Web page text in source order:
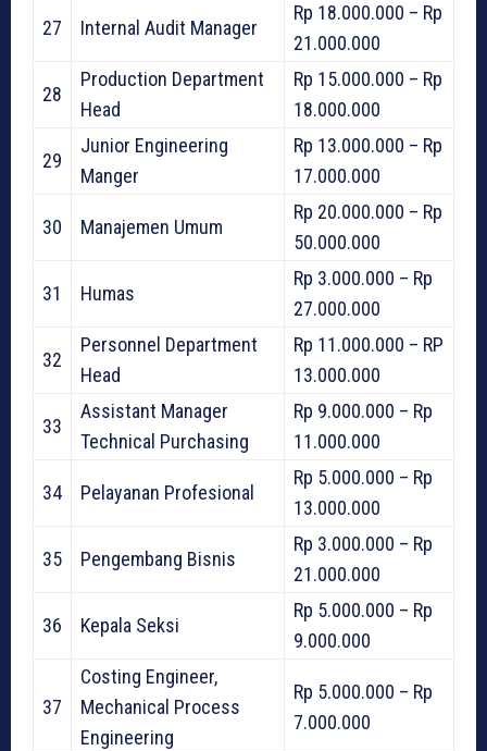
27 Internal Audit Manager
Rp 18.000.000 – Rp
21.000.000
28
Production Department
Head
Rp 15.000.000 – Rp
18.000.000
29
Junior Engineering
Manger
Rp 13.000.000 – Rp
17.000.000
30 Manajemen Umum
Rp 20.000.000 – Rp
50.000.000
31 Humas
Rp 3.000.000 – Rp
27.000.000
32
Personnel Department
Head
Rp 11.000.000 – RP
13.000.000
33
Assistant Manager
Technical Purchasing
Rp 9.000.000 – Rp
11.000.000
34 Pelayanan Profesional
Rp 5.000.000 – Rp
13.000.000
35 Pengembang Bisnis
Rp 3.000.000 – Rp
21.000.000
36 Kepala Seksi
Rp 5.000.000 – Rp
9.000.000
37
Costing Engineer,
Mechanical Process
Engineering
Rp 5.000.000 – Rp
7.000.000